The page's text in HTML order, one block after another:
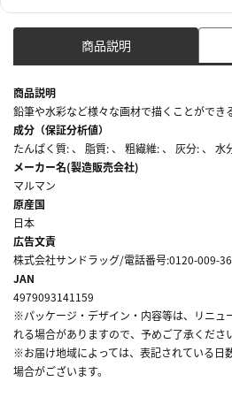
商品説明
商品説明
鉛筆や水彩など様々な画材で描くことができ
成分（保証分析値）
たんぱく質: 、 脂質: 、 粗繊維: 、 灰分: 、 水
メーカー名(製造販売会社)
マルマン
原産国
日本
広告文責
株式会社サンドラッグ/電話番号:0120-009-
JAN
4979093141159
※パッケージ・デザイン・内容等は、リニュ
れる場合がありますので、予めご了承くださ
※お届け地域によっては、表記されている日
場合がございます。